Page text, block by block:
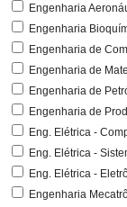
Engenharia
Engenharia
Engenharia de
Engenharia de
Engenharia de
Engenharia de
Eng. Elétrica -
Eng. Elétrica -
Eng. Elétrica -
Engenharia